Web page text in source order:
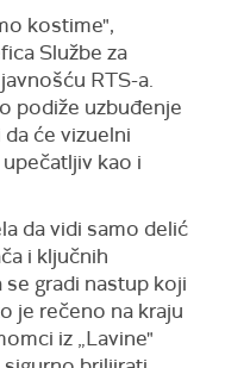
kostime",
Službe za
RTS-a.
podiže uzbuđenje
će vizuelni
kao i
da vidi samo delić
i ključnih
gradi nastup koji
je rečeno na kraju
iz „Lavine"